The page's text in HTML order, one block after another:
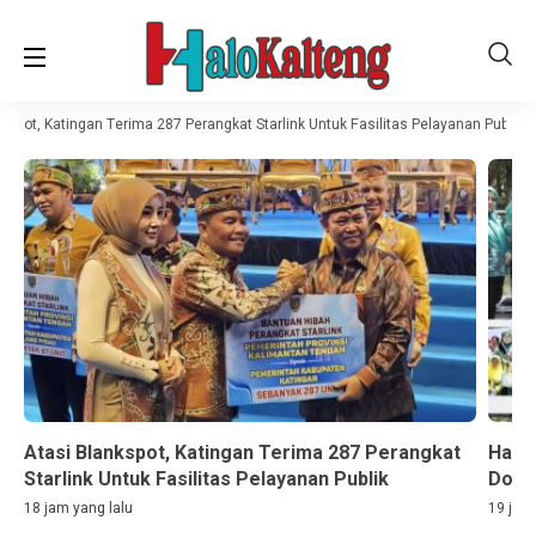
Katingan Terima 287 Perangkat Starlink Untuk Fasilitas Pelayanan Publik
Atasi Blankspot, Katingan Terima 287 Perangkat
Starlink Untuk Fasilitas Pelayanan Publik
18 jam yang lalu
Hari
19